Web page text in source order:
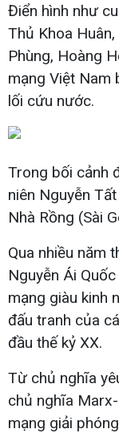
Điển hình như
Thủ Khoa
Phùng, Hoàng
mạng Việt Nam
lối cứu nước.
Trong bối cảnh
niên Nguyễn
Nhà Rồng (Sài
Qua nhiều năm
Nguyễn Ái
mạng giàu kinh
đấu tranh của
đầu thế kỷ XX.
Từ chủ nghĩa
chủ nghĩa
mạng giải